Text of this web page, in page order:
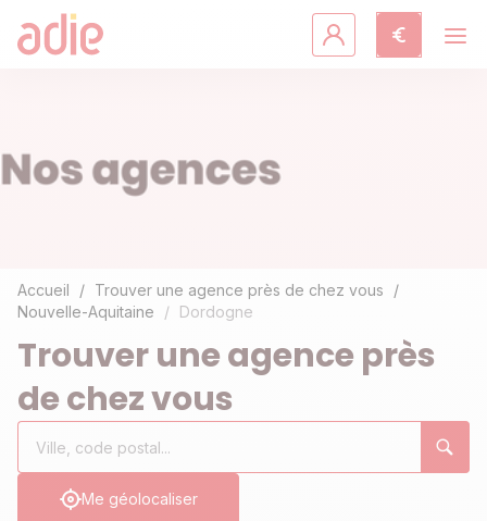
Accompagnement
Agir avec l'Adie
Accueil
Trouver une agence près de chez vous
Nouvelle-Aquitaine
Dordogne
Trouver une agence près
de chez vous
Rechercher
établissement
Ville,
code
postal...
0
résultat(s)
trouvé(s)
Me géolocaliser